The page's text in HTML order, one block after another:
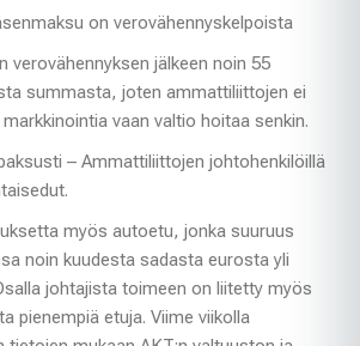
on verovähennyskelpoista
verovähennyksen jälkeen noin 55
summasta, joten ammattiliittojen ei
vaan valtio hoitaa senkin.
– Ammattiliittojen johtohenkilöillä
myös autoetu, jonka suuruus
noin kuudesta sadasta eurosta yli
johtajista toimeen on liitetty myös
pienempiä etuja. Viime viikolla